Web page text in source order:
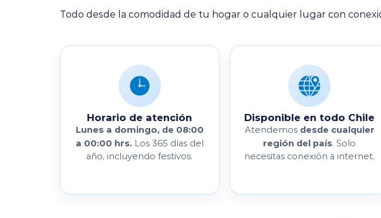
Todo desde la comodidad de tu hogar o cualquier lugar con
Horario de atención
Lunes a domingo, de 08:00
a 00:00 hrs.Los 365 días del
año, incluyendo festivos.
Disponible en todo Chile
Atendemos desde cualquier
región del país. Solo
necesitas conexión a internet.